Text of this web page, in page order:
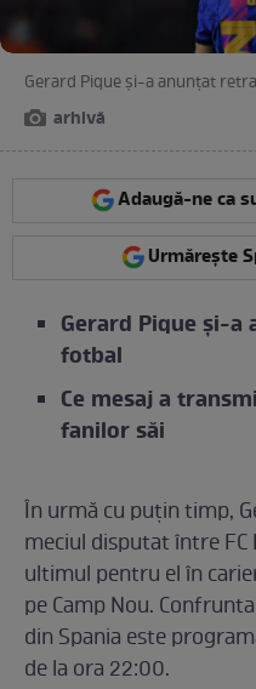
Gerard Pique și-a anunțat
arhivă
Adaugă-ne ca
Urmărește
Gerard Pique și-
fotbal
Ce mesaj a
fanilor săi
În urmă cu puțin timp,
meciul disputat între
ultimul pentru el în
pe Camp Nou.
din Spania este
de la ora 22:00.